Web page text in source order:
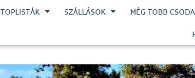
TOPLISTÁK SZÁLLÁSOK
MÉG TÖBB